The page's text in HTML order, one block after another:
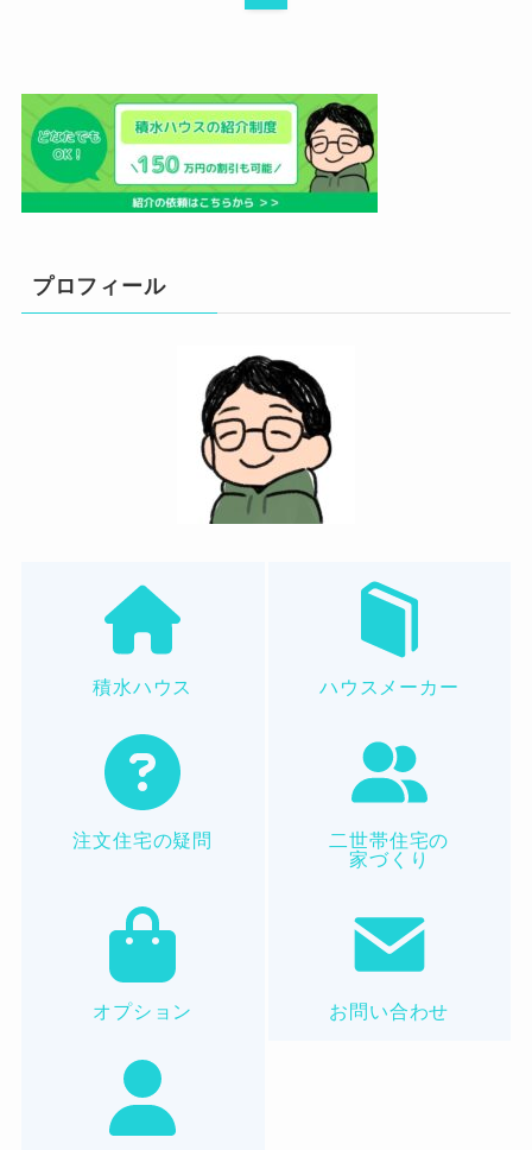
プロフィール
積水ハウス ハウスメーカー
注文住宅の疑問
二世帯住宅の
家づくり
オプション お問い合わせ